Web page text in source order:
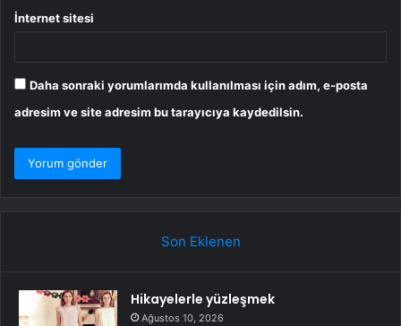
İnternet sitesi
Daha sonraki yorumlarımda kullanılması için adım, e-posta
adresim ve site adresim bu tarayıcıya kaydedilsin.
Son Eklenen
Hikayelerle yüzleşmek
Ağustos 10, 2026